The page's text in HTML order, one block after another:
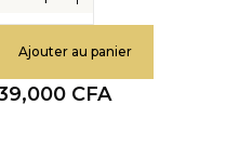
Ajouter au panier
CFA